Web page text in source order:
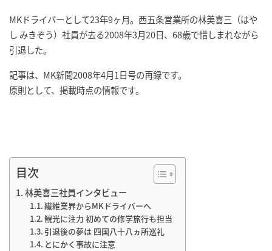
MKドライバーとして23年9ヶ月。西五条営業所の林美喜三（はや
し みきぞう）社員が去る2008年3月20日、68歳で惜しまれながら
引退した。
記事は、MK新聞2008年4月1日号の再録です。
原則として、掲載時点の情報です。
目次
林美喜三社員インタビュー
繊維業界からMKドライバーへ
観光に注力 初めての修学旅行も担当
引退後の夢は 四国八十八ヵ所巡礼
とにかく事故に注意